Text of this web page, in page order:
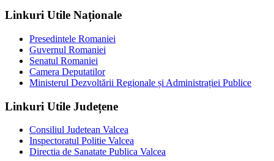
Linkuri Utile Naționale
Presedintele Romaniei
Guvernul Romaniei
Senatul Romaniei
Camera Deputatilor
Ministerul Dezvoltării Regionale și Administrației Publice
Linkuri Utile Județene
Consiliul Judetean Valcea
Inspectoratul Politie Valcea
Directia de Sanatate Publica Valcea